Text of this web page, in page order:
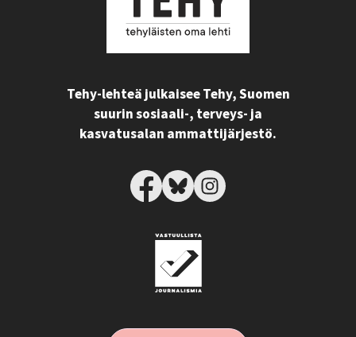
Tehy-lehteä julkaisee Tehy, Suomen
suurin sosiaali-, terveys- ja
kasvatusalan ammattijärjestö.